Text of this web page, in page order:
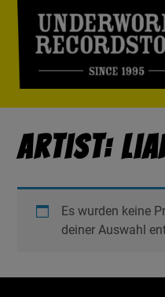
Artist:
Es wurden keine
deiner Auswahl